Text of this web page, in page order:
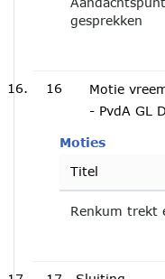
gesprekken
16
Motie
- PvdA GL
Moties
Titel
Renkum trekt